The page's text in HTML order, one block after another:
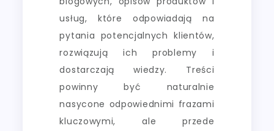
usług, które odpowiadają na
pytania potencjalnych klientów,
rozwiązują ich problemy i
dostarczają wiedzy. Treści
powinny być naturalnie
nasycone odpowiednimi frazami
kluczowymi, ale przede